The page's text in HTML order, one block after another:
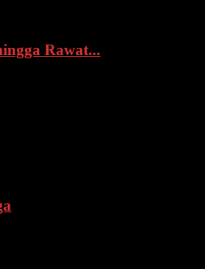
Rawat...